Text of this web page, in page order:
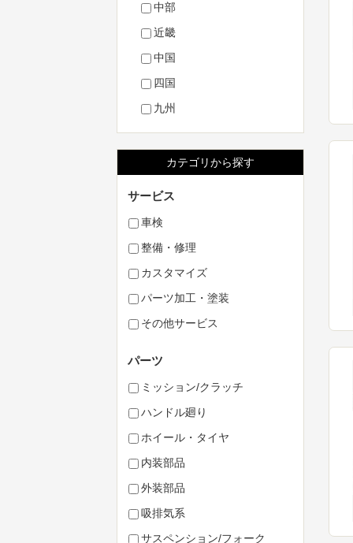
中部
近畿
中国
四国
九州
カテゴリから探す
サービス
車検
整備・修理
カスタマイズ
パーツ加工・塗装
その他サービス
パーツ
ミッション/クラッチ
ハンドル廻り
ホイール・タイヤ
内装部品
外装部品
吸排気系
サスペンション/フォーク